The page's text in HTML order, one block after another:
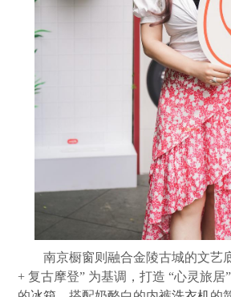
南京橱窗则融合金陵古城的文艺
+ 复古摩登” 为基调，打造 “心灵旅居